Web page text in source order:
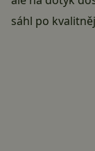
sáhl po